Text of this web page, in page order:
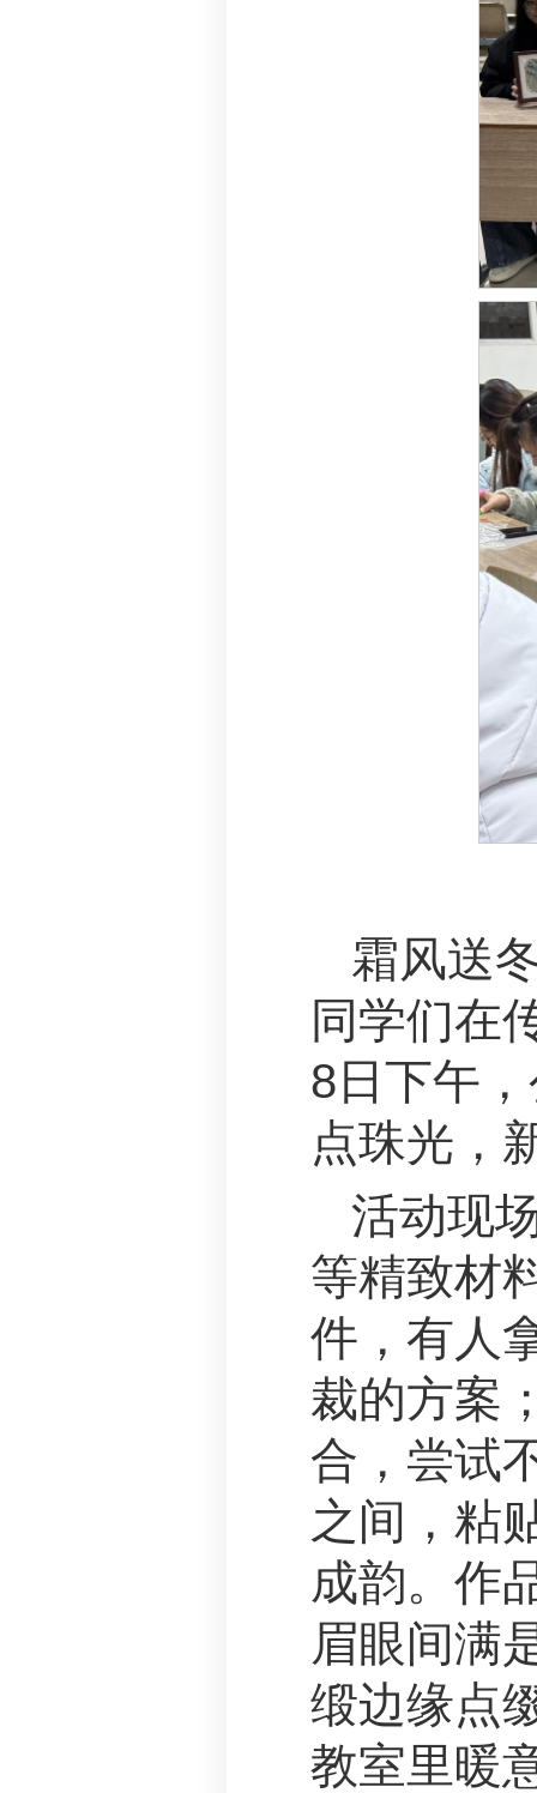
霜风送
同学们在
8日下午
点珠光，
活动现
等精致材
件，有人
裁的方案
合，尝试
之间，粘
成韵。作
眉眼间满
缎边缘点
教室里暖